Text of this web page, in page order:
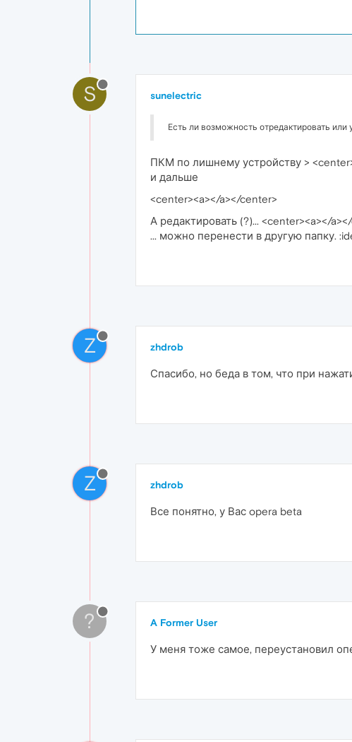
S sunelectric
Есть ли возможность отредактировать или
ПКМ по лишнему устройству >
и дальше
<center><a></a></center>
А редактировать (?)... <center><a></
... можно перенести в другую папку.
Z zhdrob
Спасибо, но беда в том, что при
Z zhdrob
Все понятно, у Вас opera beta
? A Former User
У меня тоже самое, переустановил